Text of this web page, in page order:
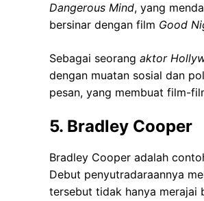
Dangerous Mind, yang
bersinar dengan film Good
Sebagai seorang aktor
dengan muatan sosial dan
pesan, yang membuat film-
5. Bradley Cooper
Bradley Cooper adalah
Debut penyutradaraannya
tersebut tidak hanya merajai